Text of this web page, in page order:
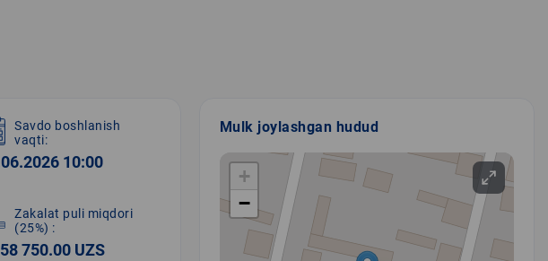
Savdo boshlanish
vaqti:
10:00
Zakalat puli miqdori
(25%) :
750.00 UZS
Mulk joylashgan hudud
+
−